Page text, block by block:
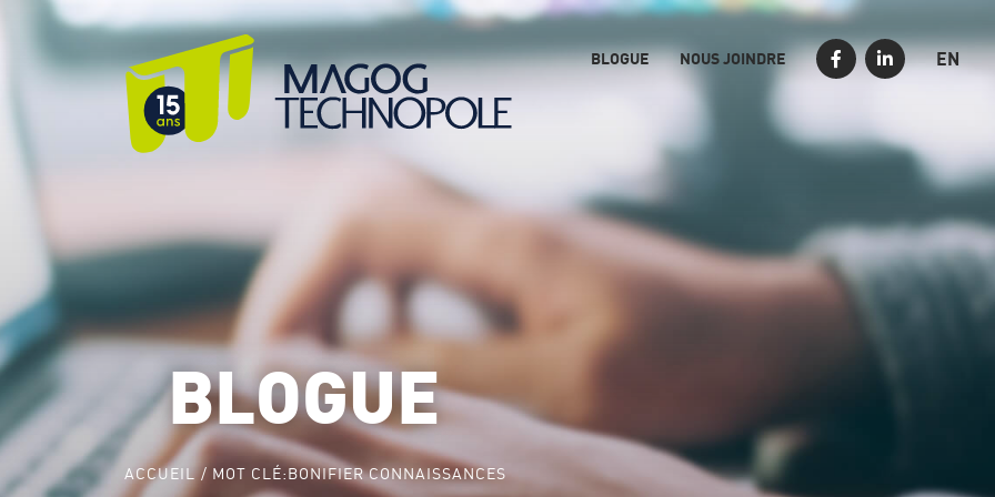
BLOGUE NOUS JOINDRE EN
BLOGUE
ACCUEIL MOT CLÉ:BONIFIER CONNAISSANCES